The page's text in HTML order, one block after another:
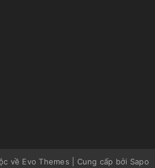
về Evo Themes Cung cấp bởi Sapo